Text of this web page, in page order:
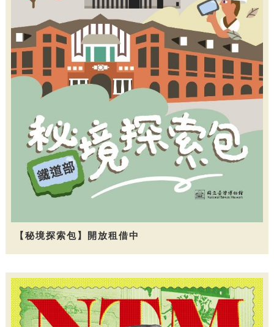
【秘境探索包】開放租借中